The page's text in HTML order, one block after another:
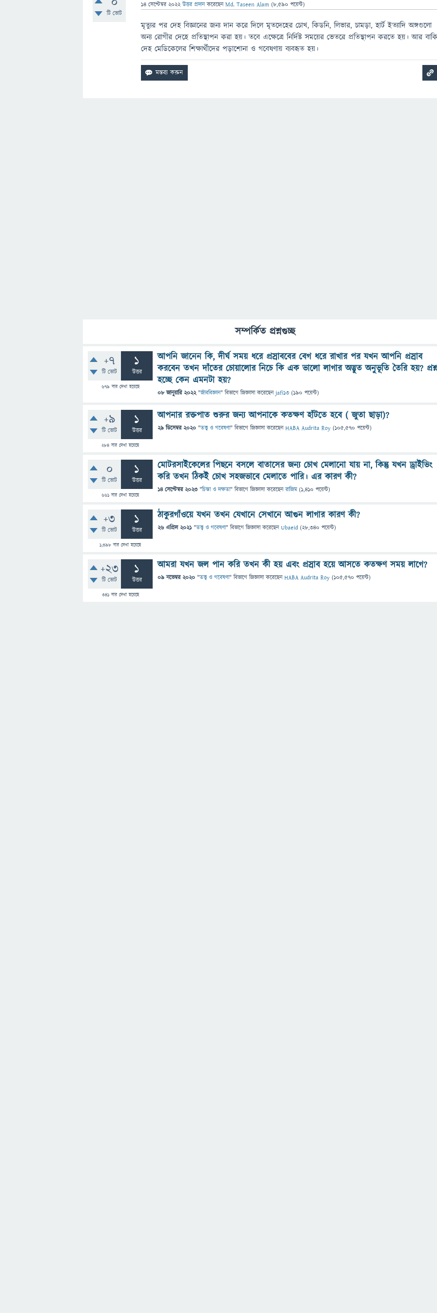
টি ভোট
14 সেপ্টেম্বর 2022 উত্তর প্রদান করেছেনMd. Taseen Alam (8,590 পয়েন্ট)
মৃত্যুর পর দেহ বিজ্ঞানের জন্য দান করে দিলে মৃতদেহের চোখ, কিডনি, লিভার, চামড়া, হার্ট ইত্যাদি অঙ্গগুলো
অন্য রোগীর দেহে প্রতিস্থাপন করা হয়। তবে এক্ষেত্রে নির্দিষ্ট সময়ের ভেতরে প্রতিস্থাপন করতে হয়। আর
দেহ মেডিকেলের শিক্ষার্থীদের পড়াশোনা ও গবেষণায় ব্যবহৃত হয়।
সম্পর্কিত প্রশ্নগুচ্ছ
+7
টি ভোট
1
উত্তর
679 বার দেখা হয়েছে
আপনি জানেন কি, দীর্ঘ সময় ধরে প্রস্রাববের বেগ ধরে রাখার পর যখন আপনি প্রস্রাব
করবেন তখন দাঁতের চোয়ালোর নিচে কি এক ভালো লাগার অদ্ভুত অনুভূতি তৈরি হয়?
হচ্ছে কেন এমনটা হয়?
08 জানুয়ারি 2022 "জীববিজ্ঞান" বিভাগে জিজ্ঞাসাকরেছেনjafi13 (190 পয়েন্ট)
+9
টি ভোট
1
উত্তর
284 বার দেখা হয়েছে
আপনার রক্তপাত শুরুর জন্য আপনাকে কতক্ষণ হাঁটতে হবে ( জুতা ছাড়া)?
29 ডিসেম্বর 2020 "তত্ত্ব ও গবেষণা" বিভাগে জিজ্ঞাসাকরেছেনHABA Audrita Roy (105,570 পয়েন্ট)
0
টি ভোট
1
উত্তর
661 বার দেখা হয়েছে
মোটরসাইকেলের পিছনে বসলে বাতাসের জন্য চোখ মেলানো যায় না, কিন্তু যখন ড্রাইভিং
করি তখন ঠিকই চোখ সহজভাবে মেলাতে পারি। এর কারণ কী?
14 সেপ্টেম্বর 2023 "চিন্তা ও দক্ষতা" বিভাগে জিজ্ঞাসাকরেছেনরাজিম (1,410 পয়েন্ট)
+3
টি ভোট
1
উত্তর
1,398 বার দেখা হয়েছে
ঠাকুরগাঁওয়ে যখন তখন যেখানে সেখানে আগুন লাগার কারণ কী?
26 এপ্রিল 2021 "তত্ত্ব ও গবেষণা" বিভাগে জিজ্ঞাসাকরেছেনUbaeid (28,340 পয়েন্ট)
+23
টি ভোট
1
উত্তর
341বার দেখা হয়েছে
আমরা যখন জল পান করি তখন কী হয় এবং প্রস্রাব হয়ে আসতে কতক্ষণ সময় লাগে?
09 নভেম্বর 2020 "তত্ত্ব ও গবেষণা" বিভাগে জিজ্ঞাসাকরেছেনHABA Audrita Roy (105,570 পয়েন্ট)